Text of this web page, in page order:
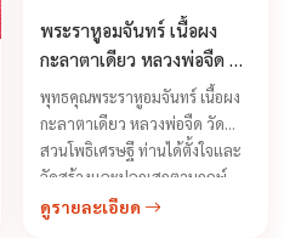
พระราหูอมจันทร์ เนื้อผง
กะลาตาเดียว หลวงพ่อจืด วัด
โพธิเศรษฐีวนาราม
​​​​​​​พุทธคุณพระราหูอมจันทร์ เนื้อผง
กะลาตาเดียว หลวงพ่อจืด วัด
สวนโพธิเศรษฐี ท่านได้ตั้งใจและ
จัดสร้างและปลุกเสกตามกฤษ์
ตามยามตามพระคาถาการสร้าง
ดูรายละเอียด